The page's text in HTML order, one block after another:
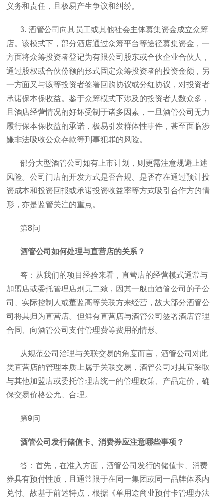
义务和责任，且极易产生争议和纠纷。
3. 酒管公司向其员工或其他社会主体募集资金成立众筹
店。该模式下，部分酒店通过众筹平台等途径募集资金，一
方面将众筹投资者登记为有限公司股东或合伙企业合伙人，
通过股权或合伙份额的形式固定众筹投资者的投资金额，另
一方面又与该等投资者签署回购协议或分红协议，对投资者
承诺保本保收益。鉴于众筹模式下涉及的投资者人数众多，
且酒店经营情况的好坏受制于诸多因素，一旦酒管公司无力
履行保本保收益的承诺，极易引发群体性事件，甚至面临涉
嫌非法吸收公众存款等刑事犯罪的风险。
部分大型酒管公司如有上市计划，则更需注意规避上述
风险。公司门店的开发方式是否合规、是否存在通过预计投
资成本和投资回报或承诺投资收益率等方式吸引合作方的情
形，亦是监管关注的重点。
第8问
酒管公司如何处理与直营店的关系？
答：从我们的项目经验来看，直营店的经营模式通常与
加盟店或委托管理店别无二致，因其一般由酒管公司的子公
司、实际控制人或董监高等关联方来经营，故大部分酒管公
司将其归为直营店。但鲜有直营店与酒管公司签署酒店管理
合同、向酒管公司支付管理费等费用的情形。
从规范公司治理与关联交易的角度而言，酒管公司对此
类直营店的管理本质上属于关联交易，酒管公司对其宜采取
与其他加盟店或委托管理店统一的管理政策、产品定价，确
保交易价格公允、合理。
第9问
酒管公司发行储值卡、消费券应注意哪些事项？
答：首先，在准入方面，酒管公司发行的储值卡、消费
券具有预付性质，且通常限于在同一集团或同一品牌体系内
兑付。故基于前述特点，根据《单用途商业预付卡管理办法